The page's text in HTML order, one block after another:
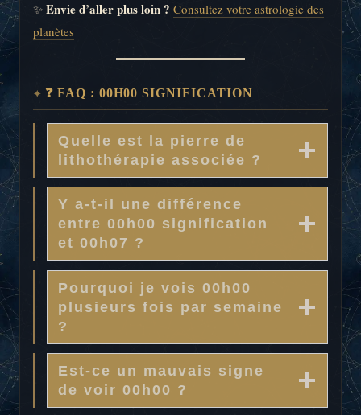
✨ Envie d’aller plus loin ? Consultez votre astrologie des
planètes
❓ FAQ : 00H00 SIGNIFICATION
Quelle est la pierre de
lithothérapie associée ?
Y a-t-il une différence
entre 00h00 signification
et 00h07 ?
Pourquoi je vois 00h00
plusieurs fois par semaine
?
Est-ce un mauvais signe
de voir 00h00 ?